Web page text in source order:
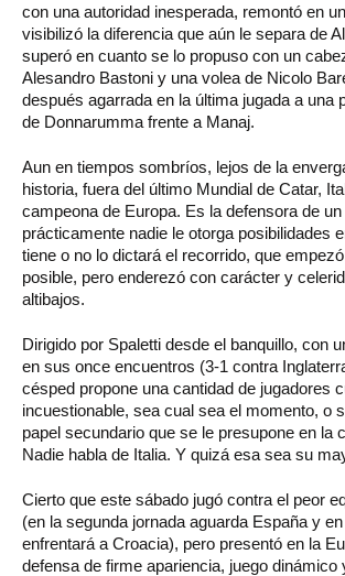
con una autoridad inesperada, remontó en
visibilizó la diferencia que aún le separa de
superó en cuanto se lo propuso con un
Alesandro Bastoni y una volea de Nicolo
después agarrada en la última jugada a una
de Donnarumma frente a Manaj.
Aun en tiempos sombríos, lejos de la
historia, fuera del último Mundial de Catar,
campeona de Europa. Es la defensora de
prácticamente nadie le otorga posibilidades
tiene o no lo dictará el recorrido, que
posible, pero enderezó con carácter y
altibajos.
Dirigido por Spaletti desde el banquillo, con
en sus once encuentros (3-1 contra
césped propone una cantidad de jugadores
incuestionable, sea cual sea el momento, o
papel secundario que se le presupone en la
Nadie habla de Italia. Y quizá esa sea su
Cierto que este sábado jugó contra el peor
(en la segunda jornada aguarda España y
enfrentará a Croacia), pero presentó en la
defensa de firme apariencia, juego dinámico